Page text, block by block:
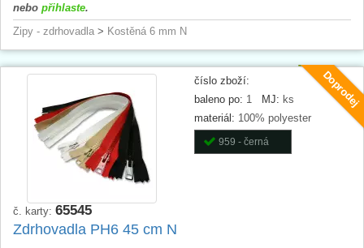
nebo přihlaste.
Zipy - zdrhovadla > Kostěná 6 mm N
Doprodej
číslo zboží:
baleno po: 1 MJ: ks
materiál: 100% polyester
959 - černá
č. karty: 65545
Zdrhovadla PH6 45 cm N